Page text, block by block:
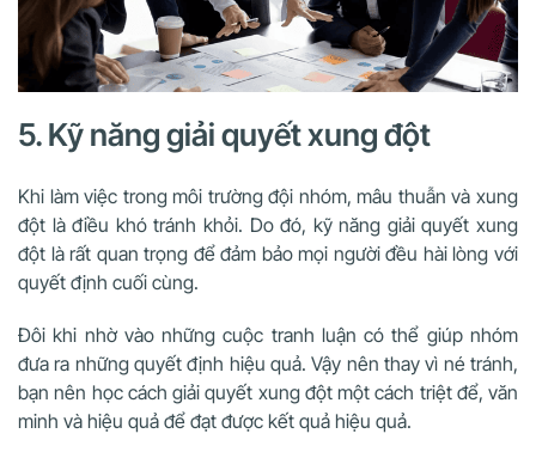
5. Kỹ năng giải quyết xung đột
Khi làm việc trong môi trường đội nhóm, mâu thuẫn và xung
đột là điều khó tránh khỏi. Do đó, kỹ năng giải quyết xung
đột là rất quan trọng để đảm bảo mọi người đều hài lòng với
quyết định cuối cùng.
Đôi khi nhờ vào những cuộc tranh luận có thể giúp nhóm
đưa ra những quyết định hiệu quả. Vậy nên thay vì né tránh,
bạn nên học cách giải quyết xung đột một cách triệt để, văn
minh và hiệu quả để đạt được kết quả hiệu quả.